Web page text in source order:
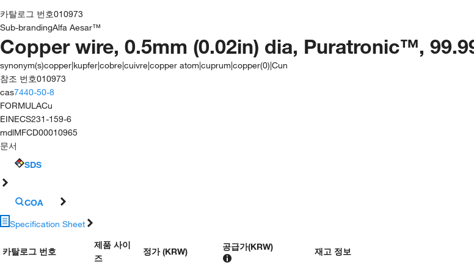
카탈로그 번호010973
Sub-brandingAlfa Aesar™
Copper wire, 0.5mm (0.02in) dia, Puratronic™,
synonym(s)copper|kupfer|cobre|cuivre|copper atom|cuprum|copper(0)|Cun
참조 번호010973
cas7440-50-8
FORMULACu
EINECS231-159-6
mdlMFCD00010965
문서
SDS
COA
Specification Sheet
카탈로그 번호
제품 사이
즈
정가 (KRW) 공급가(KRW) 재고 정보